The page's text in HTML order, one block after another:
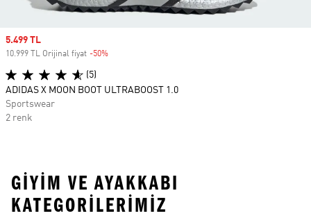
Sale price
5.499 TL
10.999 TL Orijinal fiyat -50%
(5)
ADIDAS X MOON BOOT ULTRABOOST 1.0
Sportswear
2 renk
GIYIM VE AYAKKABI
KATEGORILERIMIZ